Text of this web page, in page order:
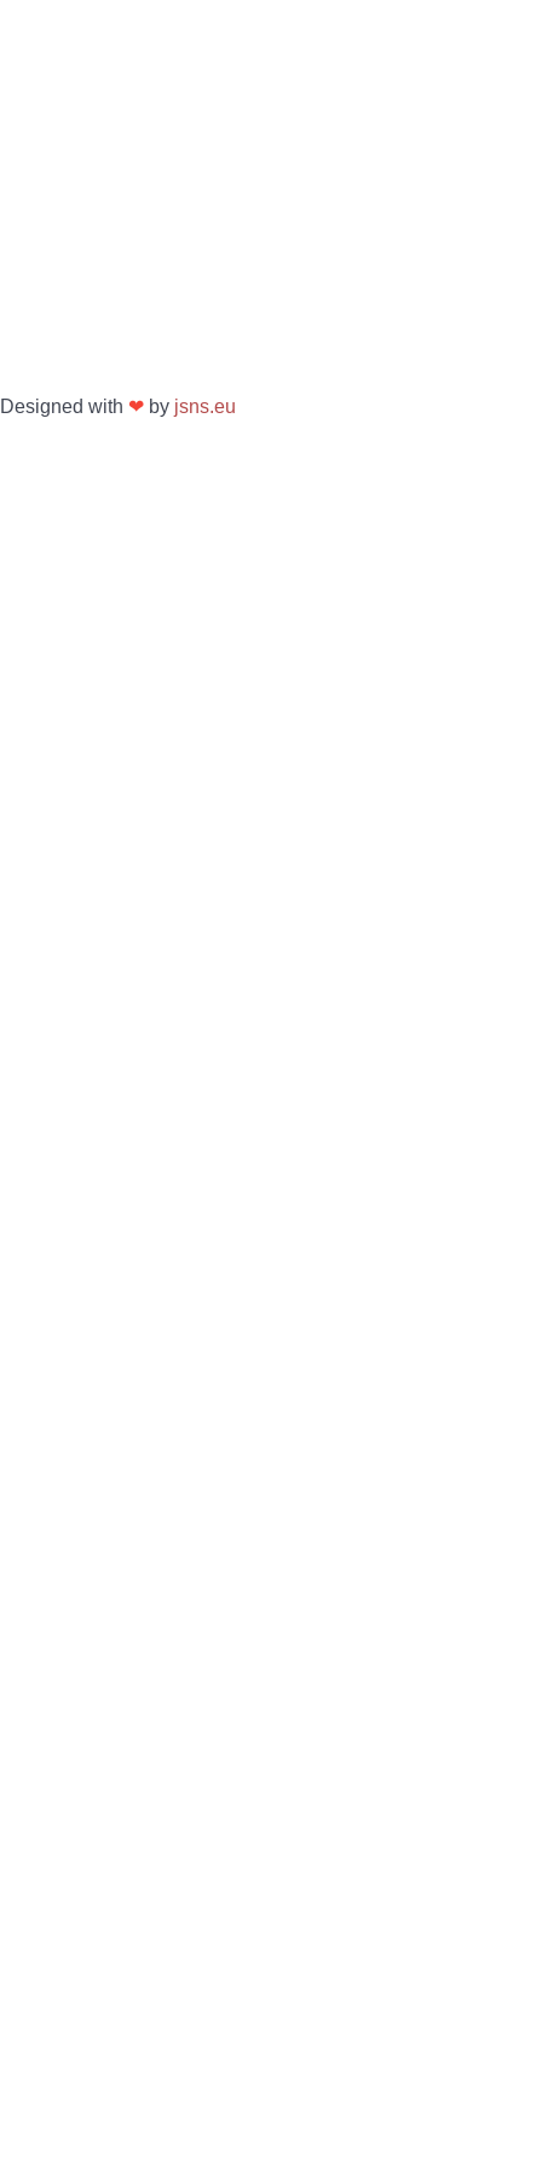
Designed with ❤ by jsns.eu